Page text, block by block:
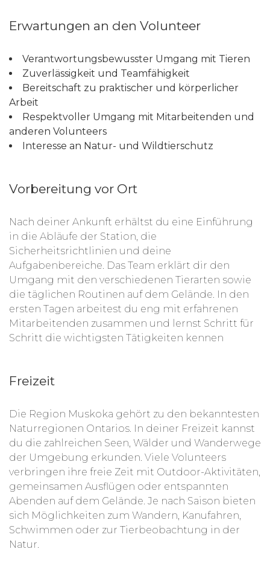
Erwartungen an den Volunteer
Verantwortungsbewusster Umgang mit Tieren
Zuverlässigkeit und Teamfähigkeit
Bereitschaft zu praktischer und körperlicher
Arbeit
Respektvoller Umgang mit Mitarbeitenden und
anderen Volunteers
Interesse an Natur- und Wildtierschutz
Vorbereitung vor Ort
Nach deiner Ankunft erhältst du eine Einführung
in die Abläufe der Station, die
Sicherheitsrichtlinien und deine
Aufgabenbereiche. Das Team erklärt dir den
Umgang mit den verschiedenen Tierarten sowie
die täglichen Routinen auf dem Gelände. In den
ersten Tagen arbeitest du eng mit erfahrenen
Mitarbeitenden zusammen und lernst Schritt für
Schritt die wichtigsten Tätigkeiten kennen
Freizeit
Die Region Muskoka gehört zu den bekanntesten
Naturregionen Ontarios. In deiner Freizeit kannst
du die zahlreichen Seen, Wälder und Wanderwege
der Umgebung erkunden. Viele Volunteers
verbringen ihre freie Zeit mit Outdoor-Aktivitäten,
gemeinsamen Ausflügen oder entspannten
Abenden auf dem Gelände. Je nach Saison bieten
sich Möglichkeiten zum Wandern, Kanufahren,
Schwimmen oder zur Tierbeobachtung in der
Natur.